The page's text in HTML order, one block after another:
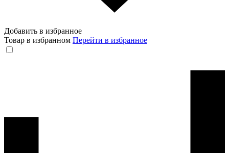
Добавить в избранное
Товар в избранном Перейти в избранное